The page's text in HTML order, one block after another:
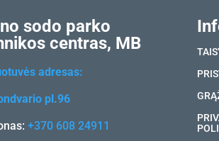
sodo parko
centras, MB
adresas:
pl.96
+370 608 24911